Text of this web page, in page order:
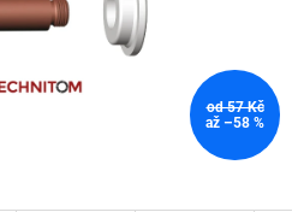
od 57 Kč
až –58 %